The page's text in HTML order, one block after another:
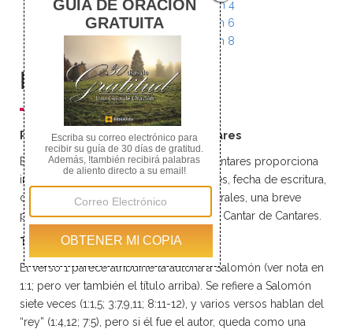
Song of Solomon 3
Song of Solomon 4
Song of Solomon 5
Song of Solomon 6
Song of Solomon 7
Song of Solomon 8
Resumen
Resumen del Libro Cantar de Cantares
Este resumen del libro de Cantar de Cantares proporciona
información acerca del título, los autores, fecha de escritura,
cronología, temas, teología, ideas generales, una breve
perspectiva y los capítulos del libro de Cantar de Cantares.
Título
El verso 1 parece atribuirle la autoría a Salomón (ver nota en
1:1; pero ver también el título arriba). Se refiere a Salomón
siete veces (1:1,5; 3:7,9,11; 8:11-12), y varios versos hablan del
“rey” (1:4,12; 7:5), pero si él fue el autor, queda como una